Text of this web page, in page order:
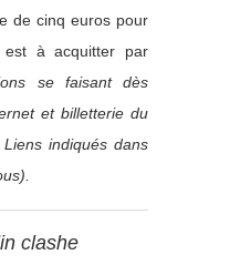
de cinq euros pour
est à acquitter par
se faisant dès
et billetterie du
indiqués dans
clashe